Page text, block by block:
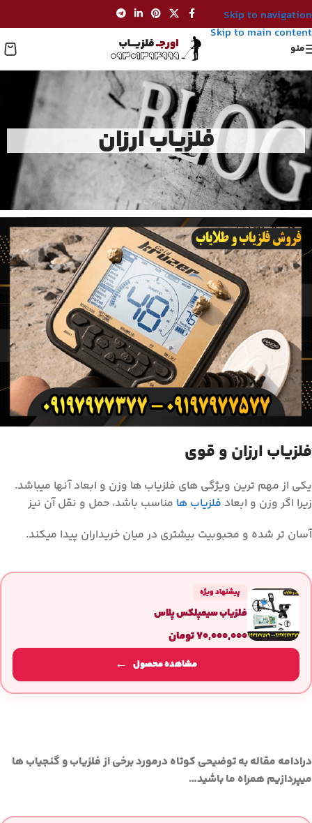
Skip to navigation
Skip to main content
منو
فلزیاب ارزان
فلزیاب ارزان و قوی
یکی از مهم ترین ویژگی های فلزیاب ها وزن و ابعاد آنها میباشد.
زیرا اگر وزن و ابعاد فلزیاب ها مناسب باشد، حمل و نقل آن نیز
آسان تر شده و محبوبیت بیشتری در میان خریداران پیدا میکند.
پیشنهاد ویژه
فلزیاب سیمپلکس پلاس
۷۰,۰۰۰,۰۰۰تومان
مشاهده محصول
درادامه مقاله به توضیحی کوتاه درمورد برخی از فلزیاب و گنجیاب ها
میپردازیم همراه ما باشید…